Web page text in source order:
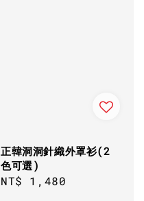
正韓洞洞針織外罩衫(2
色可選)
Regular
NT$ 1,480